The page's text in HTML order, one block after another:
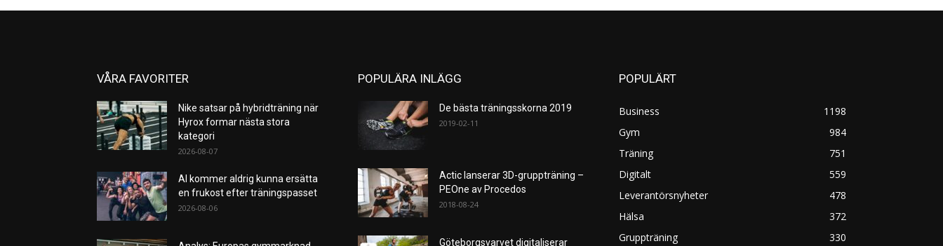
VÅRA FAVORITER
Nike satsar på hybridträning när
Hyrox formar nästa stora
kategori
2026-08-07
AI kommer aldrig kunna ersätta
en frukost efter träningspasset
2026-08-06
POPULÄRA INLÄGG
De bästa träningsskorna 2019
2019-02-11
Actic lanserar 3D-gruppträning –
PEOne av Procedos
2018-08-24
Göteborgsvarvet digitaliserar
POPULÄRT
Business
1198
Gym
984
Träning
751
Digitalt
559
Leverantörsnyheter
478
Hälsa
372
Gruppträning
330